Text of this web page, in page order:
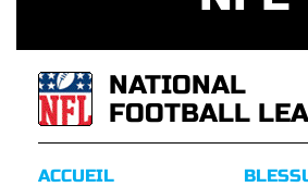
NATIONAL
FOOTBALL
ACCUEIL